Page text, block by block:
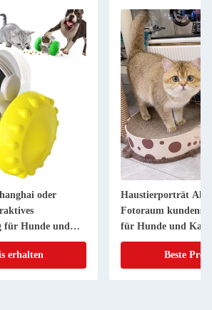
oder
für Hunde und
erhalten
Haustierporträt
Fotoraum
für Hunde und
Beste